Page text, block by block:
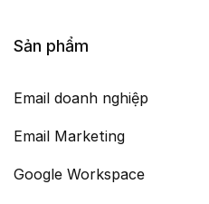
Sản phẩm
Email doanh nghiệp
Email Marketing
Google Workspace